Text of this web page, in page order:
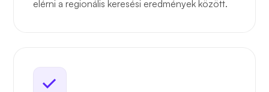
elérni a regionális keresési eredmények között.